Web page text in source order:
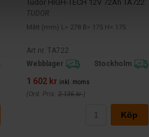
Tudor HIGH-TECH 12V 72Ah TA722
TUDOR
Mått (mm) L= 278 B= 175 H= 175
Art nr. TA722
Webblager
Stockholm
1 602 kr inkl. moms
(Ord. Pris: 2 136 kr)
Köp